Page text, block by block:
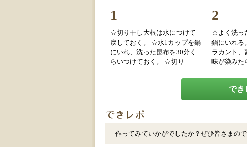
1
☆切り干し大根は水につけて
戻しておく。 ☆水1カップを鍋
にいれ、洗った昆布を30分く
らいつけておく。 ☆切り
2
☆よく洗っ
鍋にいれる
ラカント
味が染みた
でき
作ってみていかがでしたか？ぜひ皆さまの